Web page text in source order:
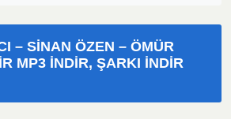
– SINAN ÖZEN – ÖMÜR
MP3 İNDIR, ŞARKI İNDIR